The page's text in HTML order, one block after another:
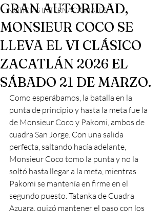
NOTICIAS INTERNACIONALES
GRAN AUTORIDAD,
MONSIEUR COCO SE
LLEVA EL VI CLÁSICO
ZACATLÁN 2026 EL
SÁBADO 21 DE MARZO.
Como esperábamos, la batalla en la
punta de principio y hasta la meta fue la
de Monsieur Coco y Pakomi, ambos de
cuadra San Jorge. Con una salida
perfecta, saltando hacía adelante,
Monsieur Coco tomo la punta y no la
soltó hasta llegar a la meta, mientras
Pakomi se mantenía en firme en el
segundo puesto. Tatanka de Cuadra
Azuara, quizó mantener el paso con los